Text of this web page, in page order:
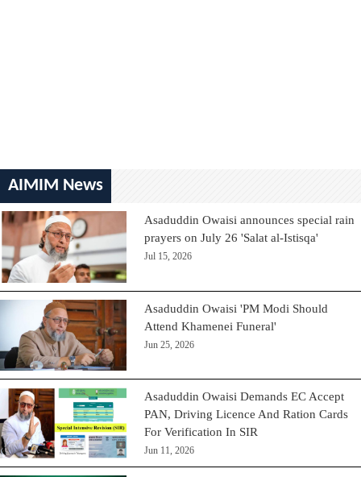
AIMIM News
Asaduddin Owaisi announces special rain
prayers on July 26 'Salat al-Istisqa'
Jul 15, 2026
Asaduddin Owaisi 'PM Modi Should
Attend Khamenei Funeral'
Jun 25, 2026
Asaduddin Owaisi Demands EC Accept
PAN, Driving Licence And Ration Cards
For Verification In SIR
Jun 11, 2026